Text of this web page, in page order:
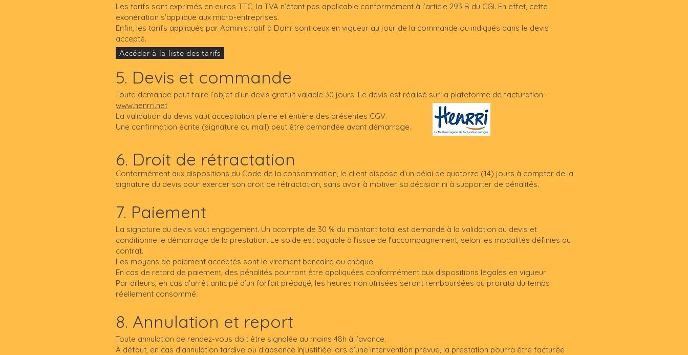
Les tarifs sont exprimés en euros TTC, la TVA n’étant pas applicable conformément à l’article 293 B du CGI. En effet, cette
exonération s’applique aux micro-entreprises.
Enfin, les tarifs appliqués par Administratif à Dom' sont ceux en vigueur au jour de la commande ou indiqués dans le devis
accepté.
5. Devis et commande
Toute demande peut faire l’objet d’un devis gratuit valable 30 jours. Le devis est réalisé sur la plateforme de facturation :
www.henrri.net
La validation du devis vaut acceptation pleine et entière des présentes CGV.
Une confirmation écrite (signature ou mail) peut être demandée avant démarrage.
6. Droit de rétractation
Conformément aux dispositions du Code de la consommation, le client dispose d’un délai de quatorze (14) jours à compter de la
signature du devis pour exercer son droit de rétractation, sans avoir à motiver sa décision ni à supporter de pénalités.
7. Paiement
La signature du devis vaut engagement. Un acompte de 30 % du montant total est demandé à la validation du devis et
conditionne le démarrage de la prestation. Le solde est payable à l’issue de l’accompagnement, selon les modalités définies au
contrat.
Les moyens de paiement acceptés sont le virement bancaire ou chèque.
En cas de retard de paiement, des pénalités pourront être appliquées conformément aux dispositions légales en vigueur.
Par ailleurs, en cas d’arrêt anticipé d’un forfait prépayé, les heures non utilisées seront remboursées au prorata du temps
réellement consommé.
8. Annulation et report
Toute annulation de rendez-vous doit être signalée au moins 48h à l’avance.
À défaut, en cas d’annulation tardive ou d’absence injustifiée lors d’une intervention prévue, la prestation pourra être facturée
Accéder à la liste des tarifs